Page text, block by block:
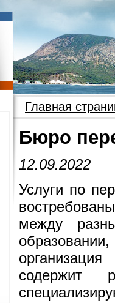
Главная
Бюро
12.09.2022
Услуги по
между
содержит